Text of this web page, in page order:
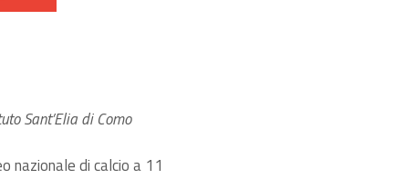
Sant’Elia di Como
nazionale di calcio a 11